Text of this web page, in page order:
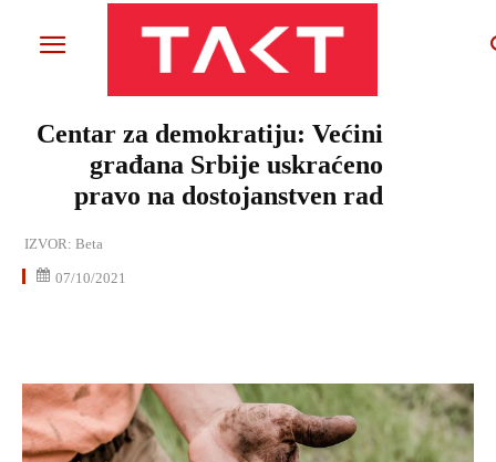
Centar za demokratiju: Većini
građana Srbije uskraćeno
pravo na dostojanstven rad
IZVOR: Beta
07/10/2021